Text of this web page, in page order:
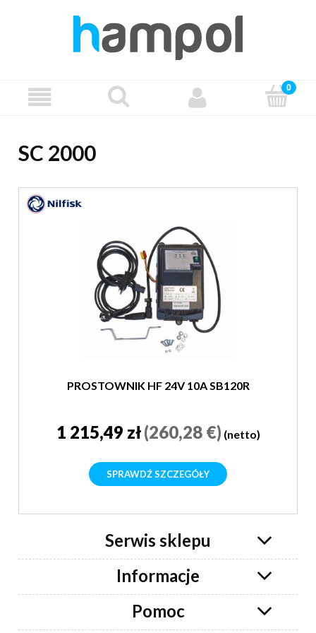
SC 2000
PROSTOWNIK HF 24V 10A SB120R
1 215,49 zł(260,28 €) (netto)
SPRAWDŹ SZCZEGÓŁY
Serwis sklepu
Informacje
Pomoc